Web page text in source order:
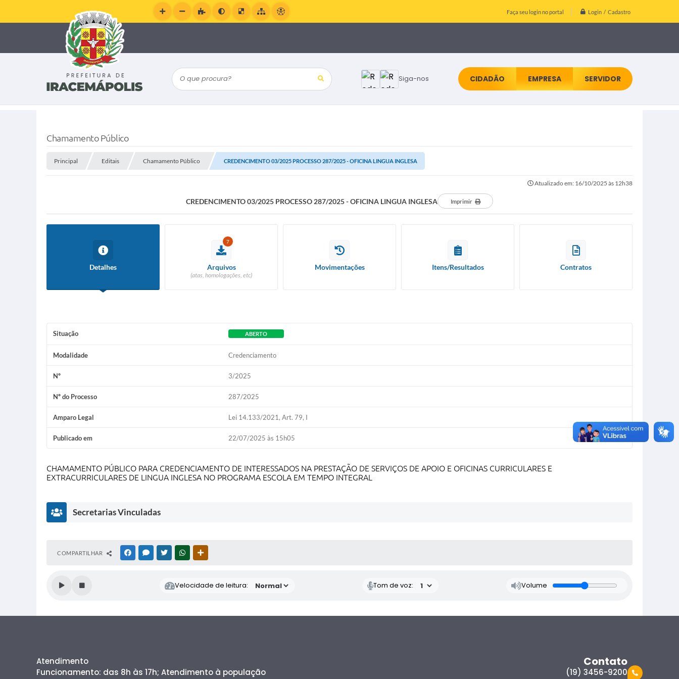
Faça seu login no portal Login / Cadastro
Siga-nos
O que procura? CIDADÃO EMPRESA SERVIDOR
Chamamento Público
Principal Editais Chamamento Público CREDENCIMENTO 03/2025 PROCESSO 287/2025 - OFICINA LINGUA INGLESA
Atualizado em: 16/10/2025 às 12h38
CREDENCIMENTO 03/2025 PROCESSO 287/2025 - OFICINA LINGUA INGLESA Imprimir
Detalhes
7
Arquivos
(atas, homologações, etc)
Movimentações Itens/Resultados Contratos
Situação ABERTO
Modalidade Credenciamento
Nº 3/2025
Nº do Processo 287/2025
Amparo Legal Lei 14.133/2021, Art. 79, I
Publicado em 22/07/2025 às 15h05
CHAMAMENTO PÚBLICO PARA CREDENCIAMENTO DE INTERESSADOS NA PRESTAÇÃO DE SERVIÇOS DE APOIO E OFICINAS CURRICULARES E
EXTRACURRICULARES DE LINGUA INGLESA NO PROGRAMA ESCOLA EM TEMPO INTEGRAL
Secretarias Vinculadas
e
r
d
COMPARTILHAR FACEBOOKMESSENGER
TWITTERWHATSAPP
Velocidade de leitura: Tom de voz: Volume
Contato
(19) 3456-9200
Atendimento
Funcionamento: das 8h às 17h; Atendimento à população